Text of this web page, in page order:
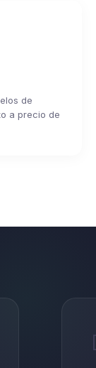
de
a precio de